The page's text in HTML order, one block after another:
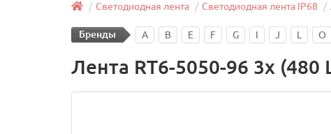
Светодиодная лента Светодиодная лента IP68
Бренды A B E F G I J L O
Лента RT6-5050-96 3x